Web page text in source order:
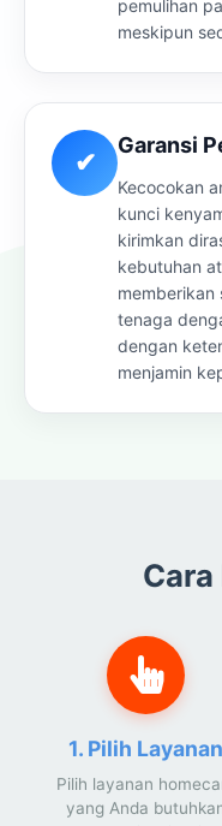
pemulihan
meskipun
✔
Garansi
Kecocokan
kunci
kirimkan
kebutuhan
memberikan
tenaga
dengan
menjamin
Cara
1. Pilih Layanan
Pilih layanan
yang Anda